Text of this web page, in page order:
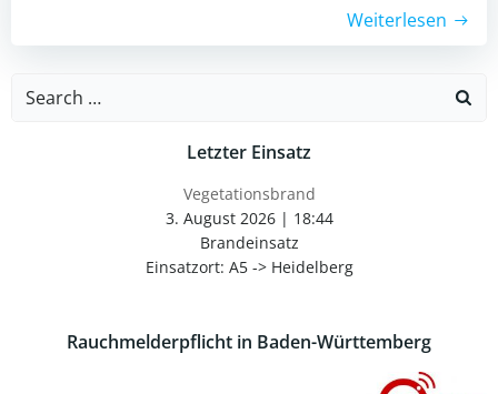
Weiterlesen
Search
Letzter Einsatz
Vegetationsbrand
3. August 2026| 18:44
Brandeinsatz
Einsatzort: A5 -> Heidelberg
Rauchmelderpflicht in Baden-Württemberg